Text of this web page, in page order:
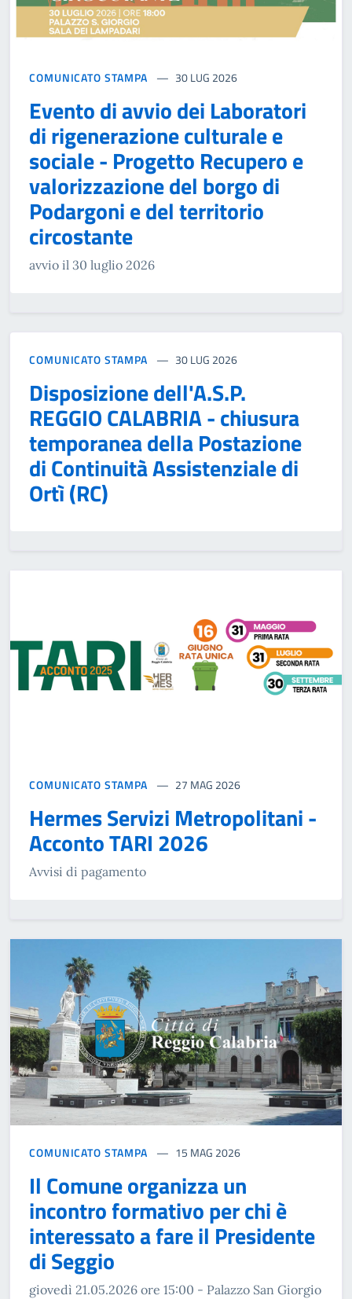
COMUNICATO STAMPA 30 LUG 2026
Evento di avvio dei Laboratori
di rigenerazione culturale e
sociale - Progetto Recupero e
valorizzazione del borgo di
Podargoni e del territorio
circostante
avvio il 30 luglio 2026
COMUNICATO STAMPA 30 LUG 2026
Disposizione dell'A.S.P.
REGGIO CALABRIA - chiusura
temporanea della Postazione
di Continuità Assistenziale di
Ortì (RC)
COMUNICATO STAMPA 27 MAG 2026
Hermes Servizi Metropolitani -
Acconto TARI 2026
Avvisi di pagamento
COMUNICATO STAMPA 15 MAG 2026
Il Comune organizza un
incontro formativo per chi è
interessato a fare il Presidente
di Seggio
giovedì 21.05.2026 ore 15:00 - Palazzo San Giorgio